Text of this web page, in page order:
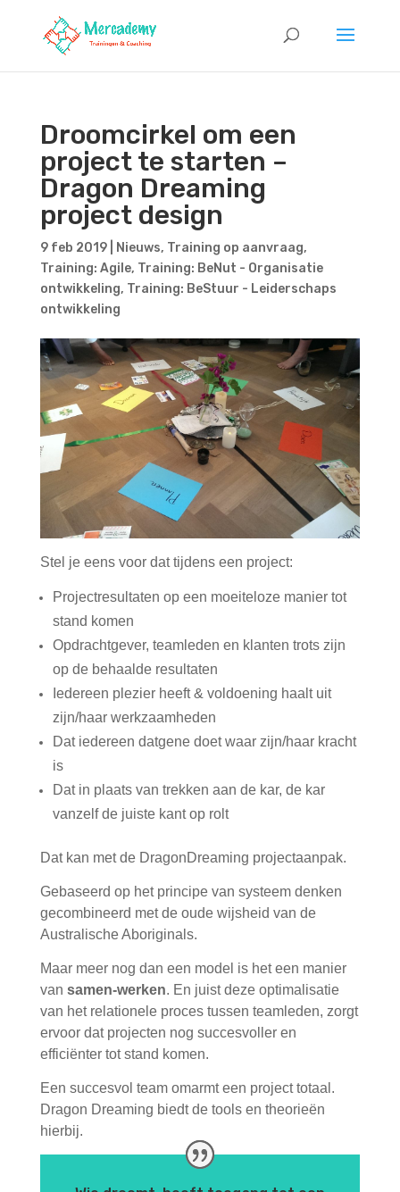
Droomcirkel om een
project te starten –
Dragon Dreaming
project design
9 feb 2019| Nieuws, Training op aanvraag,
Training: Agile, Training: BeNut - Organisatie
ontwikkeling, Training: BeStuur - Leiderschaps
ontwikkeling
Stel je eens voor dat tijdens een project:
Projectresultaten op een moeiteloze manier tot
stand komen
Opdrachtgever, teamleden en klanten trots zijn
op de behaalde resultaten
Iedereen plezier heeft & voldoening haalt uit
zijn/haar werkzaamheden
Dat iedereen datgene doet waar zijn/haar kracht
is
Dat in plaats van trekken aan de kar, de kar
vanzelf de juiste kant op rolt
Dat kan met de DragonDreaming projectaanpak.
Gebaseerd op het principe van systeem denken
gecombineerd met de oude wijsheid van de
Australische Aboriginals.
Maar meer nog dan een model is het een manier
van samen-werken. En juist deze optimalisatie
van het relationele proces tussen teamleden, zorgt
ervoor dat projecten nog succesvoller en
efficiënter tot stand komen.
Een succesvol team omarmt een project totaal.
Dragon Dreaming biedt de tools en theorieën
hierbij.